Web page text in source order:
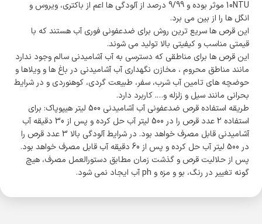
10NTU موثر بوده و 9/99 درصد از آلودگی ها اعم از باکتری، ویروس و
انگل ها را از بین می برد.
این قرص ها سریع ترین روش برای ضدعفونی فوری آب هستند که با
قیمتی مناسب و کیفیتی بالا تولید می شوند.
این قرص ها برای مناطقی که دسترسی به آب آشامیدنی سالم وجود ندارد
مانند مناطق محروم ، مخازن نگهداری آب آشامیدنی در باغ ها و ویلاها و
حوضچه های تامین آب شرب، سفر، طبیعت گردی، کوهنوردی و در شرایط
بحرانی مانند سیل و زلزله و…. کاربرد دارد.
طریقه استفاده قرص ضدعفونی آب آشامیدنی 500 لیتر هیپوپاک: برای
استفاده 2 عدد قرص را در 500 لیتر آب حل کرده و پس از 30 دقیقه آب
آشامیدنی قابل مصرف خواهد بود. در شرایط آلودگی بالا 3 عدد قرص را
در 500 لیتر آب حل کرده و پس از 60 دقیقه آب قابل مصرف خواهد بود.
پس از حلالیت قرص و گذشت زمان مطابق دستورالعمل مصرف، هیچ
گونه تغییر در رنگ، بو و مزه و ph آب ایجاد نمی شود.